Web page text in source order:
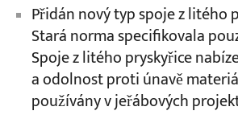
Přidán nový typ spoje z litého
Stará norma specifikovala
Spoje z litého pryskyřice
a odolnost proti únavě
používány v jeřábových